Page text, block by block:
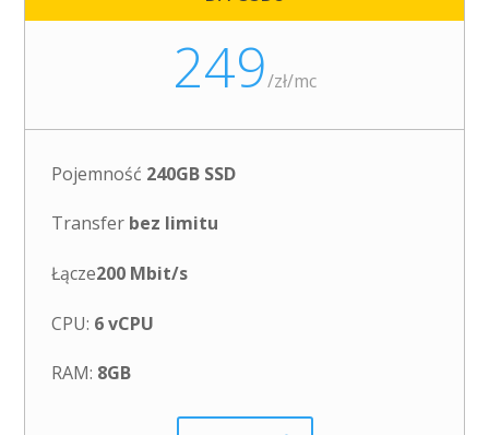
249/zł/mc
Pojemność 240GB SSD
Transfer bez limitu
Łącze200 Mbit/s
CPU: 6 vCPU
RAM: 8GB